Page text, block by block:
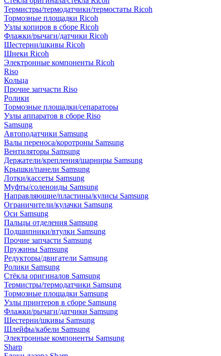
Термистры/термодатчики/термостаты Ricoh
Тормозные площадки Ricoh
Узлы копиров в сборе Ricoh
Флажки/рычаги/датчики Ricoh
Шестерни/шкивы Ricoh
Шнеки Ricoh
Электронные компоненты Ricoh
Riso
Кольца
Прочие запчасти Riso
Ролики
Тормозные площадки/сепараторы
Узлы аппаратов в сборе Riso
Samsung
Автоподатчики Samsung
Валы переноса/коротроны Samsung
Вентиляторы Samsung
Держатели/крепления/шарниры Samsung
Крышки/панели Samsung
Лотки/кассеты Samsung
Муфты/соленоиды Samsung
Направляющие/пластины/кулисы Samsung
Ограничители/кулачки Samsung
Оси Samsung
Пальцы отделения Samsung
Подшипники/втулки Samsung
Прочие запчасти Samsung
Пружины Samsung
Редукторы/двигатели Samsung
Ролики Samsung
Стёкла оригиналов Samsung
Термистры/термодатчики Samsung
Тормозные площадки Samsung
Узлы принтеров в сборе Samsung
Флажки/рычаги/датчики Samsung
Шестерни/шкивы Samsung
Шлейфы/кабели Samsung
Электронные компоненты Samsung
Sharp